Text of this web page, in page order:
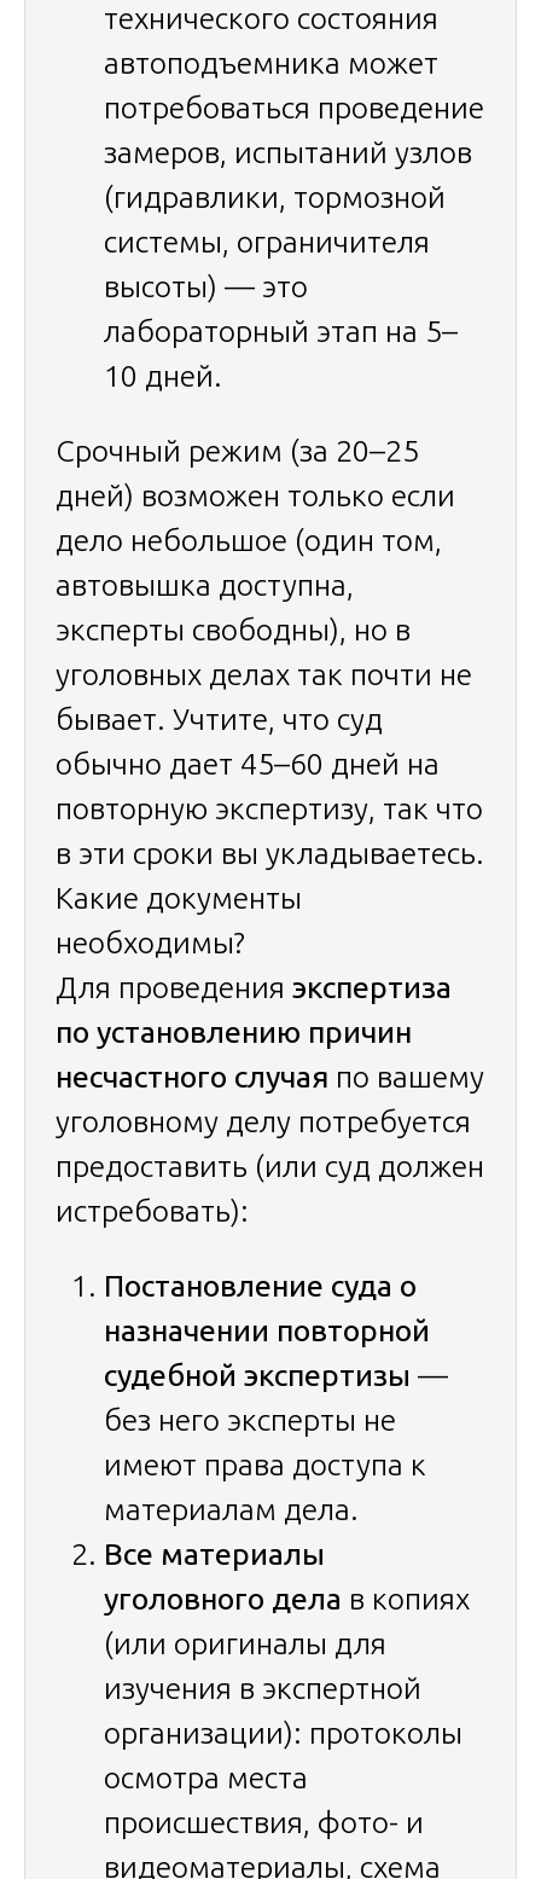
технического состояния
автоподъемника может
потребоваться проведение
замеров, испытаний узлов
(гидравлики, тормозной
системы, ограничителя
высоты) — это
лабораторный этап на 5–
10 дней.
Срочный режим (за 20–25
дней) возможен только если
дело небольшое (один том,
автовышка доступна,
эксперты свободны), но в
уголовных делах так почти не
бывает. Учтите, что суд
обычно дает 45–60 дней на
повторную экспертизу, так что
в эти сроки вы укладываетесь.
Какие документы
необходимы?
Для проведения экспертиза
по установлению причин
несчастного случая по вашему
уголовному делу потребуется
предоставить (или суд должен
истребовать):
Постановление суда о
назначении повторной
судебной экспертизы —
без него эксперты не
имеют права доступа к
материалам дела.
Все материалы
уголовного дела в копиях
(или оригиналы для
изучения в экспертной
организации): протоколы
осмотра места
происшествия, фото- и
видеоматериалы, схема